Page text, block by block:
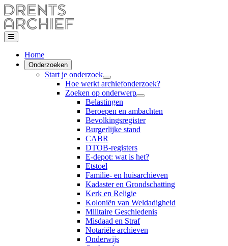
Home
Onderzoeken
Start je onderzoek
Hoe werkt archiefonderzoek?
Zoeken op onderwerp
Belastingen
Beroepen en ambachten
Bevolkingsregister
Burgerlijke stand
CABR
DTOB-registers
E-depot: wat is het?
Etstoel
Familie- en huisarchieven
Kadaster en Grondschatting
Kerk en Religie
Koloniën van Weldadigheid
Militaire Geschiedenis
Misdaad en Straf
Notariële archieven
Onderwijs